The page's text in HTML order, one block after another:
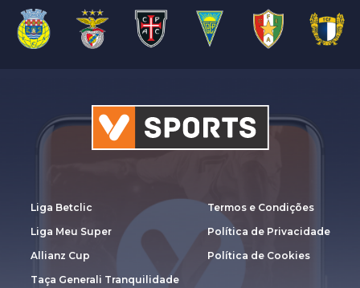
Liga Betclic
Liga Meu Super
Allianz Cup
Taça Generali Tranquilidade
Termos e Condições
Política de Privacidade
Política de Cookies